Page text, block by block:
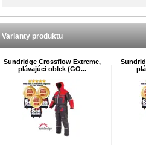
Varianty produktu
Sundridge Crossflow Extreme,
plávajúci oblek (GO...